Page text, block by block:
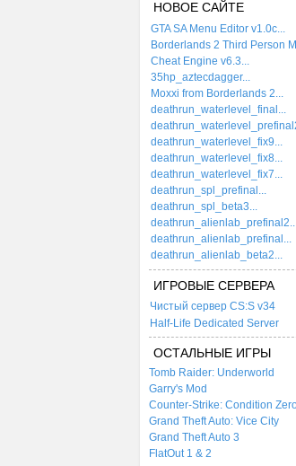
НОВОЕ САЙТЕ
GTA SA Menu Editor v1.0c...
Borderlands 2 Third Person
Cheat Engine v6.3...
35hp_aztecdagger...
Moxxi from Borderlands 2...
deathrun_waterlevel_final...
deathrun_waterlevel_fix9...
deathrun_waterlevel_fix8...
deathrun_waterlevel_fix7...
deathrun_spl_prefinal...
deathrun_spl_beta3...
deathrun_alienlab_prefinal...
deathrun_alienlab_beta2...
ИГРОВЫЕ СЕРВЕРА
Чистый сервер CS:S v34
Half-Life Dedicated Server
ОСТАЛЬНЫЕ ИГРЫ
Tomb Raider: Underworld
Garry's Mod
Counter-Strike: Condition
Grand Theft Auto: Vice City
Grand Theft Auto 3
FlatOut 1 & 2